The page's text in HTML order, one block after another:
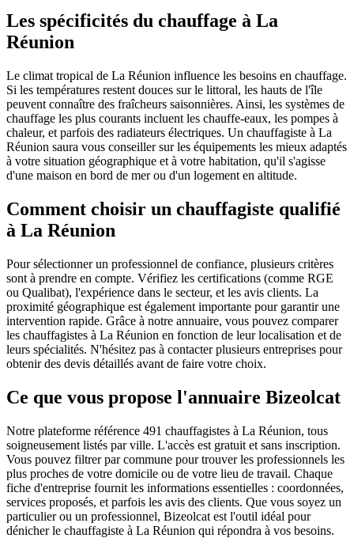
Les spécificités du chauffage à La
Réunion
Le climat tropical de La Réunion influence les besoins en chauffage.
Si les températures restent douces sur le littoral, les hauts de l'île
peuvent connaître des fraîcheurs saisonnières. Ainsi, les systèmes de
chauffage les plus courants incluent les chauffe-eaux, les pompes à
chaleur, et parfois des radiateurs électriques. Un chauffagiste à La
Réunion saura vous conseiller sur les équipements les mieux adaptés
à votre situation géographique et à votre habitation, qu'il s'agisse
d'une maison en bord de mer ou d'un logement en altitude.
Comment choisir un chauffagiste qualifié
à La Réunion
Pour sélectionner un professionnel de confiance, plusieurs critères
sont à prendre en compte. Vérifiez les certifications (comme RGE
ou Qualibat), l'expérience dans le secteur, et les avis clients. La
proximité géographique est également importante pour garantir une
intervention rapide. Grâce à notre annuaire, vous pouvez comparer
les chauffagistes à La Réunion en fonction de leur localisation et de
leurs spécialités. N'hésitez pas à contacter plusieurs entreprises pour
obtenir des devis détaillés avant de faire votre choix.
Ce que vous propose l'annuaire Bizeolcat
Notre plateforme référence 491 chauffagistes à La Réunion, tous
soigneusement listés par ville. L'accès est gratuit et sans inscription.
Vous pouvez filtrer par commune pour trouver les professionnels les
plus proches de votre domicile ou de votre lieu de travail. Chaque
fiche d'entreprise fournit les informations essentielles : coordonnées,
services proposés, et parfois les avis des clients. Que vous soyez un
particulier ou un professionnel, Bizeolcat est l'outil idéal pour
dénicher le chauffagiste à La Réunion qui répondra à vos besoins.